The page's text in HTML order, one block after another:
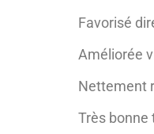
Favorisé
Améliorée
Nettement
Très bonne